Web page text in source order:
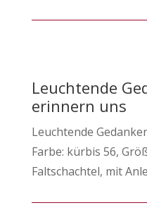
Leuchtende
erinnern uns
Leuchtende
Farbe: kürbis 56,
Faltschachtel, mit